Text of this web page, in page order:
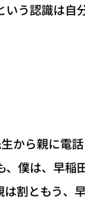
う認識は自
から親に電
僕は、早稲
割ともう、